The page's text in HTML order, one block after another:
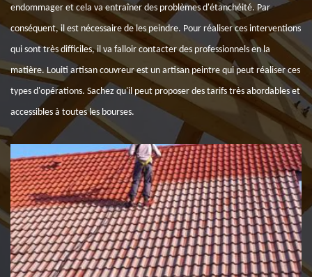
endommager et cela va entraîner des problèmes d'étanchéité. Par
conséquent, il est nécessaire de les peindre. Pour réaliser ces interventions
qui sont très difficiles, il va falloir contacter des professionnels en la
matière. Louiti artisan couvreur est un artisan peintre qui peut réaliser ces
types d'opérations. Sachez qu'il peut proposer des tarifs très abordables et
accessibles à toutes les bourses.